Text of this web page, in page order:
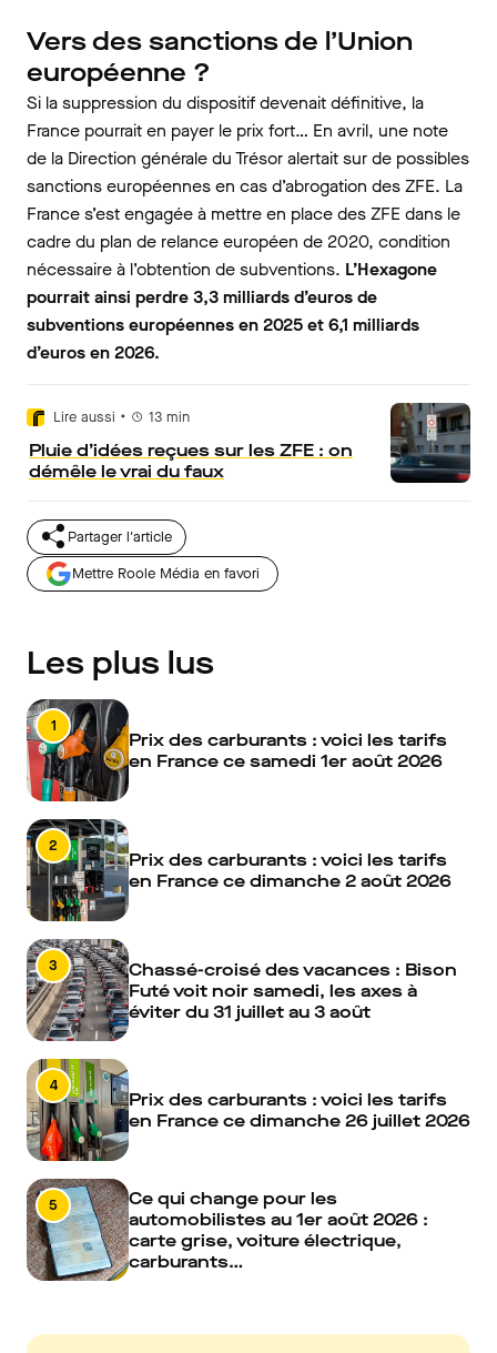
Vers des sanctions de l’Union
européenne ?
Si la suppression du dispositif devenait définitive, la
France pourrait en payer le prix fort… En avril, une note
de la Direction générale du Trésor alertait sur de possibles
sanctions européennes en cas d’abrogation des ZFE. La
France s’est engagée à mettre en place des ZFE dans le
cadre du plan de relance européen de 2020, condition
nécessaire à l’obtention de subventions. L’Hexagone
pourrait ainsi perdre 3,3 milliards d’euros de
subventions européennes en 2025 et 6,1 milliards
d’euros en 2026.
Lire aussi • 13 min
Pluie d’idées reçues sur les ZFE : on
démêle le vrai du faux
Partager l'article
Mettre Roole Média en favori
Les plus lus
1
Prix des carburants : voici les tarifs
en France ce samedi 1er août 2026
2
Prix des carburants : voici les tarifs
en France ce dimanche 2 août 2026
3
Chassé-croisé des vacances : Bison
Futé voit noir samedi, les axes à
éviter du 31 juillet au 3 août
4
Prix des carburants : voici les tarifs
en France ce dimanche 26 juillet 2026
5
Ce qui change pour les
automobilistes au 1er août 2026 :
carte grise, voiture électrique,
carburants…